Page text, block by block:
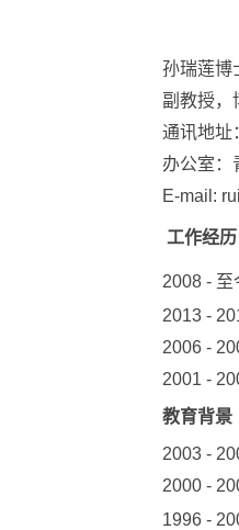
孙瑞莲博
副教授，
通讯地址
办公室：
E-mail:
工作经历
2008 -
2013 -
2006 -
2001 -
教育背景
2003 -
2000 -
1996 -